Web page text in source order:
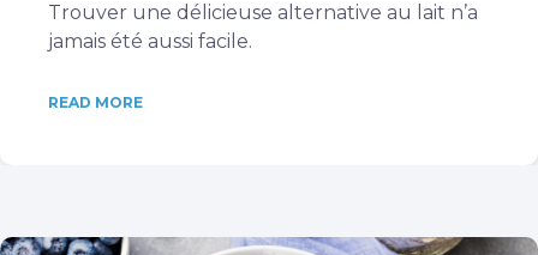
Trouver une délicieuse alternative au lait n’a
jamais été aussi facile.
READ MORE